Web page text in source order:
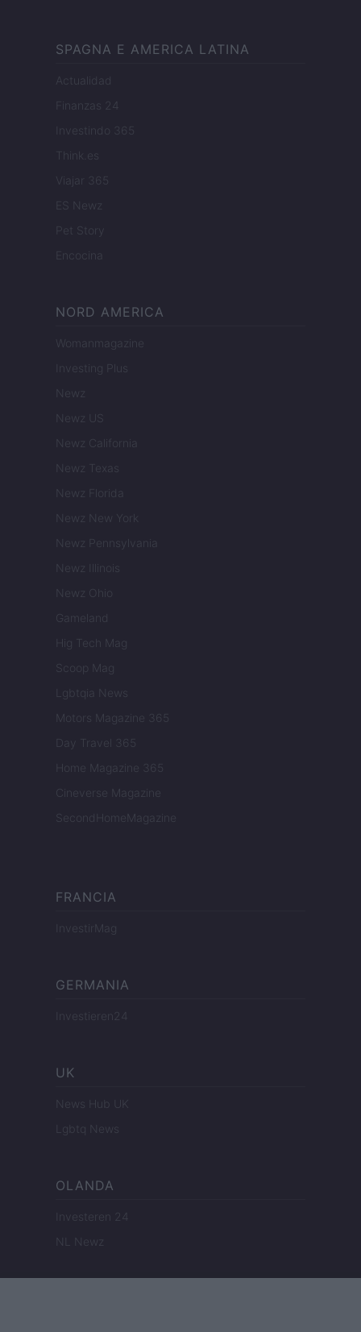
SPAGNA E AMERICA LATINA
Actualidad
Finanzas 24
Investindo 365
Think.es
Viajar 365
ES Newz
Pet Story
Encocina
NORD AMERICA
Womanmagazine
Investing Plus
Newz
Newz US
Newz California
Newz Texas
Newz Florida
Newz New York
Newz Pennsylvania
Newz Illinois
Newz Ohio
Gameland
Hig Tech Mag
Scoop Mag
Lgbtqia News
Motors Magazine 365
Day Travel 365
Home Magazine 365
Cineverse Magazine
SecondHomeMagazine
FRANCIA
InvestirMag
GERMANIA
Investieren24
UK
News Hub UK
Lgbtq News
OLANDA
Investeren 24
NL Newz